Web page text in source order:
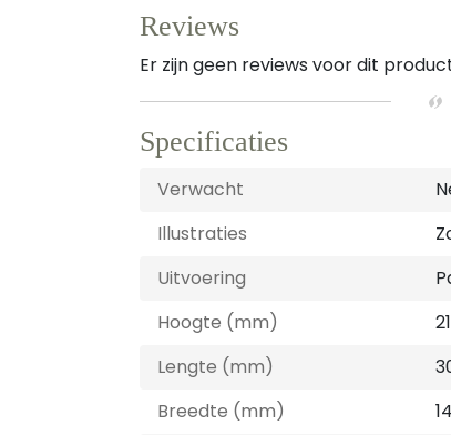
Reviews
Er zijn geen reviews voor dit
Specificaties
Verwacht
Illustraties
Uitvoering
Hoogte (mm)
Lengte (mm)
Breedte (mm)